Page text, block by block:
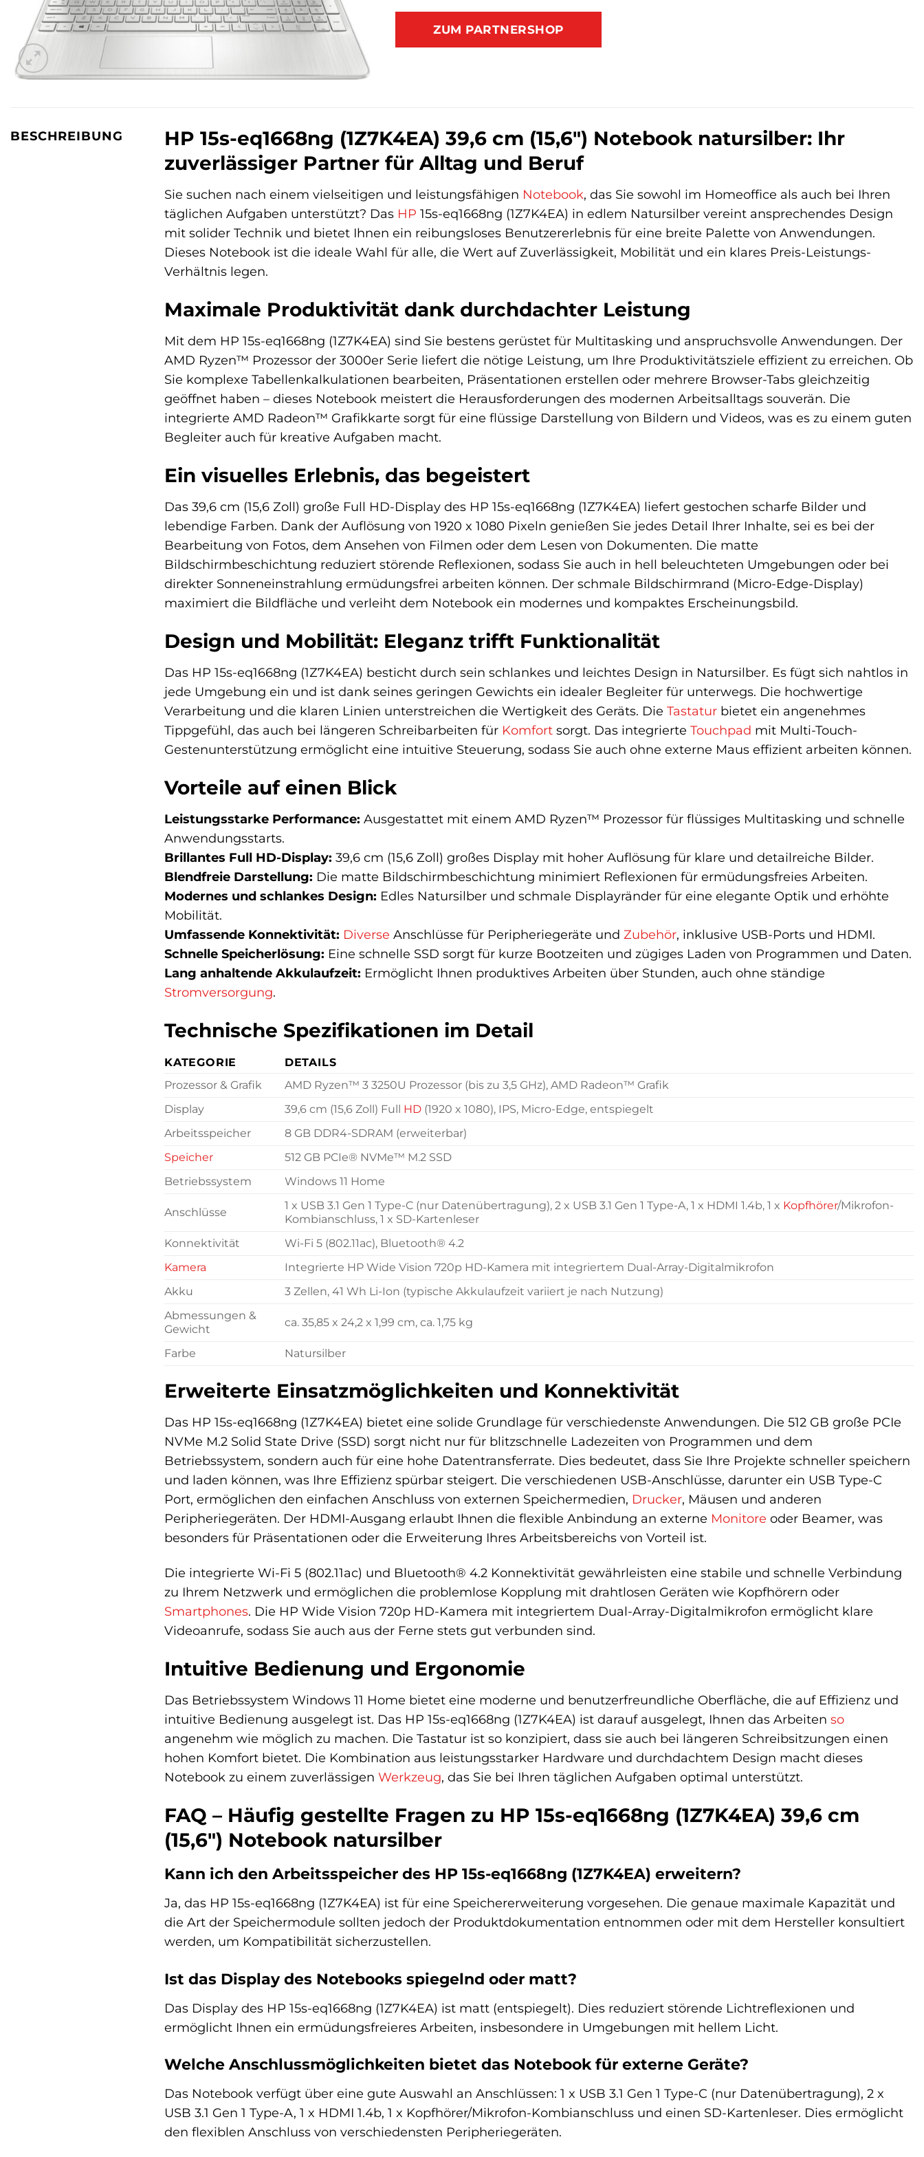
ZUM PARTNERSHOP
BESCHREIBUNG
HP 15s-eq1668ng (1Z7K4EA) 39,6 cm (15,6″) Notebook natursilber: Ihr
zuverlässiger Partner für Alltag und Beruf
Sie suchen nach einem vielseitigen und leistungsfähigen Notebook, das Sie sowohl im Homeoffice als auch bei Ihren
täglichen Aufgaben unterstützt? Das HP 15s-eq1668ng (1Z7K4EA) in edlem Natursilber vereint ansprechendes Design
mit solider Technik und bietet Ihnen ein reibungsloses Benutzererlebnis für eine breite Palette von Anwendungen.
Dieses Notebook ist die ideale Wahl für alle, die Wert auf Zuverlässigkeit, Mobilität und ein klares Preis-Leistungs-
Verhältnis legen.
Maximale Produktivität dank durchdachter Leistung
Mit dem HP 15s-eq1668ng (1Z7K4EA) sind Sie bestens gerüstet für Multitasking und anspruchsvolle Anwendungen. Der
AMD Ryzen™ Prozessor der 3000er Serie liefert die nötige Leistung, um Ihre Produktivitätsziele effizient zu erreichen. Ob
Sie komplexe Tabellenkalkulationen bearbeiten, Präsentationen erstellen oder mehrere Browser-Tabs gleichzeitig
geöffnet haben – dieses Notebook meistert die Herausforderungen des modernen Arbeitsalltags souverän. Die
integrierte AMD Radeon™ Grafikkarte sorgt für eine flüssige Darstellung von Bildern und Videos, was es zu einem guten
Begleiter auch für kreative Aufgaben macht.
Ein visuelles Erlebnis, das begeistert
Das 39,6 cm (15,6 Zoll) große Full HD-Display des HP 15s-eq1668ng (1Z7K4EA) liefert gestochen scharfe Bilder und
lebendige Farben. Dank der Auflösung von 1920 x 1080 Pixeln genießen Sie jedes Detail Ihrer Inhalte, sei es bei der
Bearbeitung von Fotos, dem Ansehen von Filmen oder dem Lesen von Dokumenten. Die matte
Bildschirmbeschichtung reduziert störende Reflexionen, sodass Sie auch in hell beleuchteten Umgebungen oder bei
direkter Sonneneinstrahlung ermüdungsfrei arbeiten können. Der schmale Bildschirmrand (Micro-Edge-Display)
maximiert die Bildfläche und verleiht dem Notebook ein modernes und kompaktes Erscheinungsbild.
Design und Mobilität: Eleganz trifft Funktionalität
Das HP 15s-eq1668ng (1Z7K4EA) besticht durch sein schlankes und leichtes Design in Natursilber. Es fügt sich nahtlos in
jede Umgebung ein und ist dank seines geringen Gewichts ein idealer Begleiter für unterwegs. Die hochwertige
Verarbeitung und die klaren Linien unterstreichen die Wertigkeit des Geräts. Die Tastatur bietet ein angenehmes
Tippgefühl, das auch bei längeren Schreibarbeiten für Komfort sorgt. Das integrierte Touchpad mit Multi-Touch-
Gestenunterstützung ermöglicht eine intuitive Steuerung, sodass Sie auch ohne externe Maus effizient arbeiten können.
Vorteile auf einen Blick
Leistungsstarke Performance: Ausgestattet mit einem AMD Ryzen™ Prozessor für flüssiges Multitasking und schnelle
Anwendungsstarts.
Brillantes Full HD-Display: 39,6 cm (15,6 Zoll) großes Display mit hoher Auflösung für klare und detailreiche Bilder.
Blendfreie Darstellung: Die matte Bildschirmbeschichtung minimiert Reflexionen für ermüdungsfreies Arbeiten.
Modernes und schlankes Design: Edles Natursilber und schmale Displayränder für eine elegante Optik und erhöhte
Mobilität.
Umfassende Konnektivität: Diverse Anschlüsse für Peripheriegeräte und Zubehör, inklusive USB-Ports und HDMI.
Schnelle Speicherlösung: Eine schnelle SSD sorgt für kurze Bootzeiten und zügiges Laden von Programmen und Daten.
Lang anhaltende Akkulaufzeit: Ermöglicht Ihnen produktives Arbeiten über Stunden, auch ohne ständige
Stromversorgung.
Technische Spezifikationen im Detail
KATEGORIE
DETAILS
Prozessor & Grafik
AMD Ryzen™ 3 3250U Prozessor (bis zu 3,5 GHz), AMD Radeon™ Grafik
Display
39,6 cm (15,6 Zoll) Full HD(1920 x 1080), IPS, Micro-Edge, entspiegelt
Arbeitsspeicher
8 GB DDR4-SDRAM (erweiterbar)
Speicher
512 GB PCIe® NVMe™ M.2 SSD
Betriebssystem
Windows 11 Home
Anschlüsse
1 x USB 3.1 Gen 1 Type-C (nur Datenübertragung), 2 x USB 3.1 Gen 1 Type-A, 1 x HDMI 1.4b, 1 x Kopfhörer/Mikrofon-
Kombianschluss, 1 x SD-Kartenleser
Konnektivität
Wi-Fi 5 (802.11ac), Bluetooth® 4.2
Kamera
Integrierte HP Wide Vision 720p HD-Kamera mit integriertem Dual-Array-Digitalmikrofon
Akku
3 Zellen, 41 Wh Li-Ion (typische Akkulaufzeit variiert je nach Nutzung)
Abmessungen &
Gewicht
ca. 35,85 x 24,2 x 1,99 cm, ca. 1,75 kg
Farbe Natursilber
Erweiterte Einsatzmöglichkeiten und Konnektivität
Das HP 15s-eq1668ng (1Z7K4EA) bietet eine solide Grundlage für verschiedenste Anwendungen. Die 512 GB große PCIe
NVMe M.2 Solid State Drive (SSD) sorgt nicht nur für blitzschnelle Ladezeiten von Programmen und dem
Betriebssystem, sondern auch für eine hohe Datentransferrate. Dies bedeutet, dass Sie Ihre Projekte schneller speichern
und laden können, was Ihre Effizienz spürbar steigert. Die verschiedenen USB-Anschlüsse, darunter ein USB Type-C
Port, ermöglichen den einfachen Anschluss von externen Speichermedien, Drucker, Mäusen und anderen
Peripheriegeräten. Der HDMI-Ausgang erlaubt Ihnen die flexible Anbindung an externe Monitore oder Beamer, was
besonders für Präsentationen oder die Erweiterung Ihres Arbeitsbereichs von Vorteil ist.
Die integrierte Wi-Fi 5 (802.11ac) und Bluetooth® 4.2 Konnektivität gewährleisten eine stabile und schnelle Verbindung
zu Ihrem Netzwerk und ermöglichen die problemlose Kopplung mit drahtlosen Geräten wie Kopfhörern oder
Smartphones. Die HP Wide Vision 720p HD-Kamera mit integriertem Dual-Array-Digitalmikrofon ermöglicht klare
Videoanrufe, sodass Sie auch aus der Ferne stets gut verbunden sind.
Intuitive Bedienung und Ergonomie
Das Betriebssystem Windows 11 Home bietet eine moderne und benutzerfreundliche Oberfläche, die auf Effizienz und
intuitive Bedienung ausgelegt ist. Das HP 15s-eq1668ng (1Z7K4EA) ist darauf ausgelegt, Ihnen das Arbeiten so
angenehm wie möglich zu machen. Die Tastatur ist so konzipiert, dass sie auch bei längeren Schreibsitzungen einen
hohen Komfort bietet. Die Kombination aus leistungsstarker Hardware und durchdachtem Design macht dieses
Notebook zu einem zuverlässigen Werkzeug, das Sie bei Ihren täglichen Aufgaben optimal unterstützt.
FAQ – Häufig gestellte Fragen zu HP 15s-eq1668ng (1Z7K4EA) 39,6 cm
(15,6″) Notebook natursilber
Kann ich den Arbeitsspeicher des HP 15s-eq1668ng (1Z7K4EA) erweitern?
Ja, das HP 15s-eq1668ng (1Z7K4EA) ist für eine Speichererweiterung vorgesehen. Die genaue maximale Kapazität und
die Art der Speichermodule sollten jedoch der Produktdokumentation entnommen oder mit dem Hersteller konsultiert
werden, um Kompatibilität sicherzustellen.
Ist das Display des Notebooks spiegelnd oder matt?
Das Display des HP 15s-eq1668ng (1Z7K4EA) ist matt (entspiegelt). Dies reduziert störende Lichtreflexionen und
ermöglicht Ihnen ein ermüdungsfreieres Arbeiten, insbesondere in Umgebungen mit hellem Licht.
Welche Anschlussmöglichkeiten bietet das Notebook für externe Geräte?
Das Notebook verfügt über eine gute Auswahl an Anschlüssen: 1 x USB 3.1 Gen 1 Type-C (nur Datenübertragung), 2 x
USB 3.1 Gen 1 Type-A, 1 x HDMI 1.4b, 1 x Kopfhörer/Mikrofon-Kombianschluss und einen SD-Kartenleser. Dies ermöglicht
den flexiblen Anschluss von verschiedensten Peripheriegeräten.